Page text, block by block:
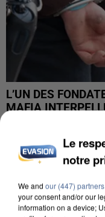
L’UN DES
MAFIA
Le
notre
We and our (447) partners
your consent and/or our
information on a device;